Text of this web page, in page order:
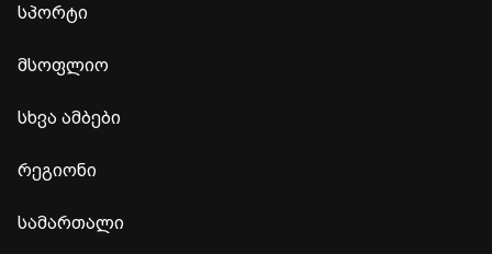
სპორტი
მსოფლიო
სხვა ამბები
რეგიონი
სამართალი